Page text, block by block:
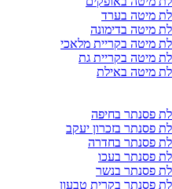
מיטה בערד
מיטה בדימונה
מיטה בקריית מלאכי
מיטה בקריית גת
מיטה באילת
פסנתר בחיפה
פסנתר בזכרון יעקב
פסנתר בחדרה
פסנתר בעכו
פסנתר בנשר
פסנתר בקרית טבעון